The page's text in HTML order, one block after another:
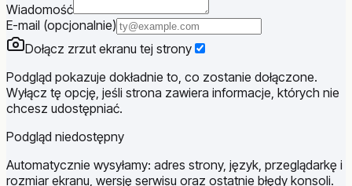
Wiadomość
E-mail (opcjonalnie)
Dołącz zrzut ekranu tej strony
Podgląd pokazuje dokładnie to, co zostanie dołączone.
Wyłącz tę opcję, jeśli strona zawiera informacje, których nie
chcesz udostępniać.
Podgląd niedostępny
Automatycznie wysyłamy: adres strony, język, przeglądarkę i
rozmiar ekranu, wersję serwisu oraz ostatnie błędy konsoli.